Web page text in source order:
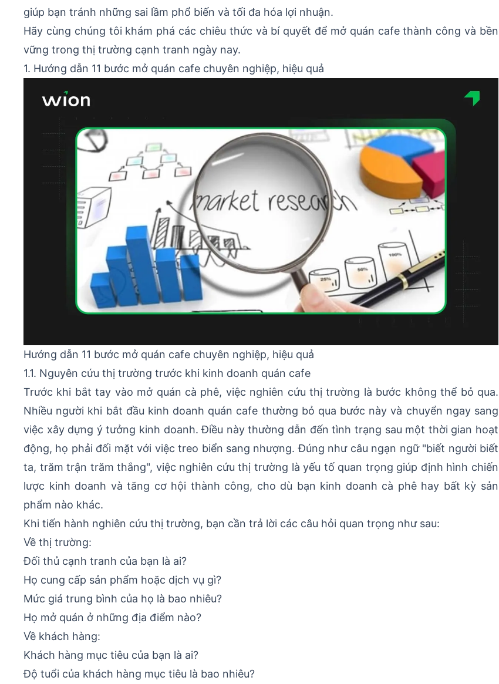
giúp bạn tránh những sai lầm phổ biến và tối đa hóa lợi nhuận.
Hãy cùng chúng tôi khám phá các chiêu thức và bí quyết để mở quán cafe thành công và bền
vững trong thị trường cạnh tranh ngày nay.
1. Hướng dẫn 11 bước mở quán cafe chuyên nghiệp, hiệu quả
Hướng dẫn 11 bước mở quán cafe chuyên nghiệp, hiệu quả
1.1. Nguyên cứu thị trường trước khi kinh doanh quán cafe
Trước khi bắt tay vào mở quán cà phê, việc nghiên cứu thị trường là bước không thể bỏ qua.
Nhiều người khi bắt đầu kinh doanh quán cafe thường bỏ qua bước này và chuyển ngay sang
việc xây dựng ý tưởng kinh doanh. Điều này thường dẫn đến tình trạng sau một thời gian hoạt
động, họ phải đối mặt với việc treo biển sang nhượng. Đúng như câu ngạn ngữ "biết người biết
ta, trăm trận trăm thắng", việc nghiên cứu thị trường là yếu tố quan trọng giúp định hình chiến
lược kinh doanh và tăng cơ hội thành công, cho dù bạn kinh doanh cà phê hay bất kỳ sản
phẩm nào khác.
Khi tiến hành nghiên cứu thị trường, bạn cần trả lời các câu hỏi quan trọng như sau:
Về thị trường:
Đối thủ cạnh tranh của bạn là ai?
Họ cung cấp sản phẩm hoặc dịch vụ gì?
Mức giá trung bình của họ là bao nhiêu?
Họ mở quán ở những địa điểm nào?
Về khách hàng:
Khách hàng mục tiêu của bạn là ai?
Độ tuổi của khách hàng mục tiêu là bao nhiêu?